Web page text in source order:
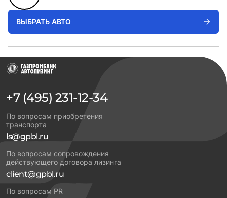
ВЫБРАТЬ АВТО
+7 (495) 231-12-34
По вопросам приобретения
транспорта
ls@gpbl.ru
По вопросам сопровождения
действующего договора лизинга
client@gpbl.ru
По вопросам PR